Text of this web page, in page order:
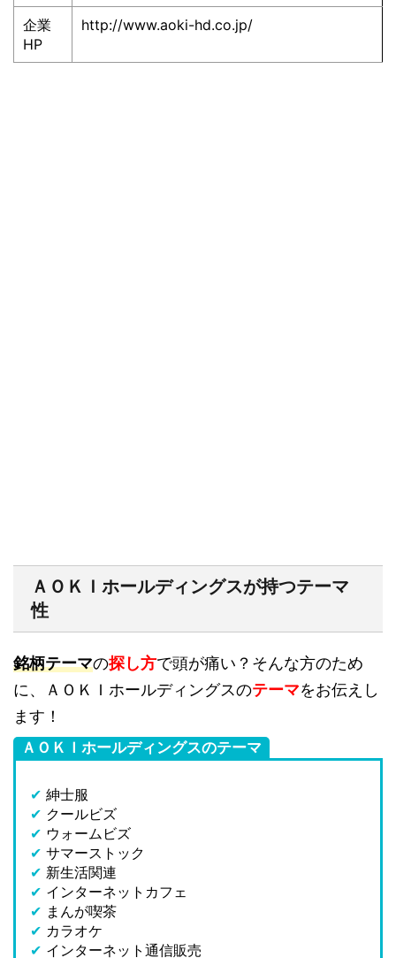
企業
HP
http://www.aoki-hd.co.jp/
ＡＯＫＩホールディングスが持つテーマ
性
銘柄テーマの探し方で頭が痛い？そんな方のため
に、ＡＯＫＩホールディングスのテーマをお伝えし
ます！
ＡＯＫＩホールディングスのテーマ
✔ 紳士服
✔ クールビズ
✔ ウォームビズ
✔ サマーストック
✔ 新生活関連
✔ インターネットカフェ
✔ まんが喫茶
✔ カラオケ
✔ インターネット通信販売